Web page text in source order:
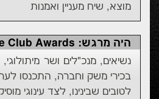
מוצא, שיח מעניין ואמנות
היה מרגש: Prime Club Awards
נשיאים, מנכ"לים ושר
בכירי משק וחברה, התכנסו
לטובים שבינינו, לצד עינוגי